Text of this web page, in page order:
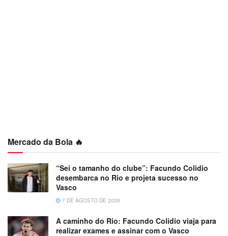
Mercado da Bola 🔥
“Sei o tamanho do clube”: Facundo Colidio
desembarca no Rio e projeta sucesso no
Vasco
7 DE AGOSTO DE 2026
A caminho do Rio: Facundo Colidio viaja para
realizar exames e assinar com o Vasco